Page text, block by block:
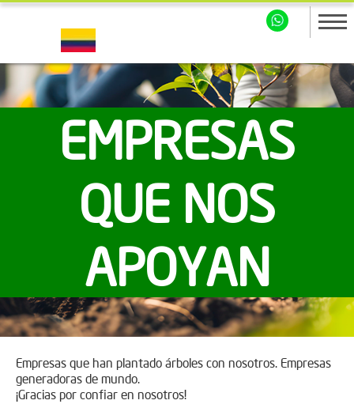
EMPRESAS
QUE NOS
APOYAN
Empresas que han plantado árboles con nosotros. Empresas
generadoras de mundo.
¡Gracias por confiar en nosotros!